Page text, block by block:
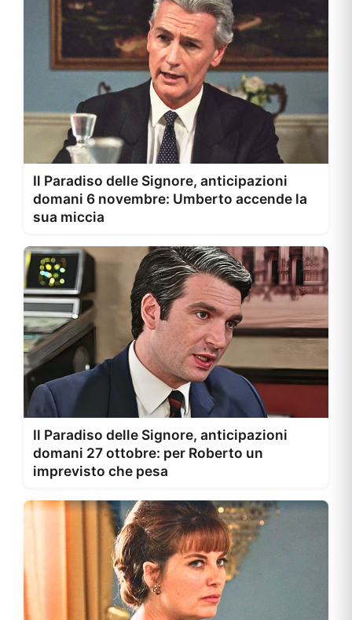
Il Paradiso delle Signore, anticipazioni
domani 6 novembre: Umberto accende la
sua miccia
Il Paradiso delle Signore, anticipazioni
domani 27 ottobre: per Roberto un
imprevisto che pesa